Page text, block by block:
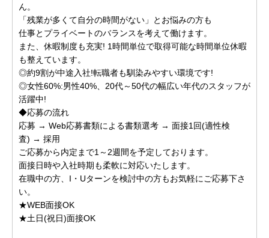
ん。
「残業が多くて自分の時間がない」とお悩みの方も
仕事とプライベートのバランスを考えて働けます。
また、休暇制度も充実! 1時間単位で取得可能な時間単位休暇
も整えています。
◎約9割が中途入社!転職者も馴染みやすい環境です!
◎女性60%:男性40%、20代～50代の幅広い年代のスタッフが
活躍中!
◆応募の流れ
応募 → Web応募書類による書類選考 → 面接1回(適性検
査) → 採用
ご応募から内定まで1～2週間を予定しております。
面接日時や入社時期も柔軟に対応いたします。
在職中の方、I・Uターンを検討中の方もお気軽にご応募下さ
い。
★WEB面接OK
★土日(祝日)面接OK